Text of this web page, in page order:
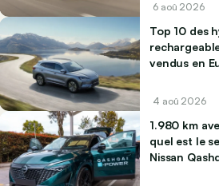
6 aoû 2026
Top 10 des
vendus en
4 aoû 2026
1.980 km
quel est le
Nissan